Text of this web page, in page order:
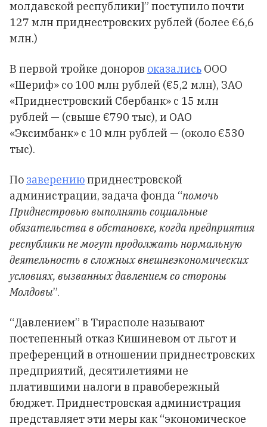
молдавской республики]” поступило почти
127 млн приднестровских рублей (более €6,6
млн.)
В первой тройке доноров оказались ООО
«Шериф» со 100 млн рублей (€5,2 млн), ЗАО
«Приднестровский Сбербанк» с 15 млн
рублей — (свыше €790 тыс), и ОАО
«Эксимбанк» с 10 млн рублей — (около €530
тыс).
По заверениюприднестровской
администрации, задача фонда “помочь
Приднестровью выполнять социальные
обязательства в обстановке, когда предприятия
республики не могут продолжать нормальную
деятельность в сложных внешнеэкономических
условиях, вызванных давлением со стороны
Молдовы”.
“Давлением” в Тирасполе называют
постепенный отказ Кишиневом от льгот и
преференций в отношении приднестровских
предприятий, десятилетиями не
платившими налоги в правобережный
бюджет. Приднестровская администрация
представляет эти меры как “экономическое